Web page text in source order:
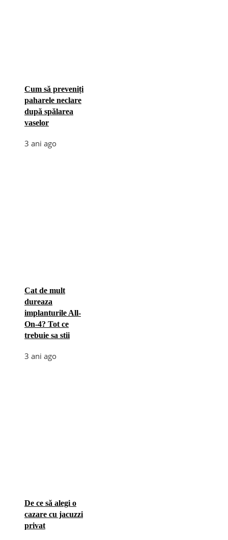
Cum să preveniți
paharele neclare
după spălarea
vaselor
3 ani ago
Cat de mult
dureaza
implanturile All-
On-4? Tot ce
trebuie sa stii
3 ani ago
De ce să alegi o
cazare cu jacuzzi
privat